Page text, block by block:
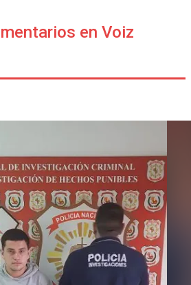
en Voiz